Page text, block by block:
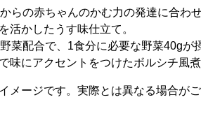
らの赤ちゃんのかむ力の発達に合わ
活かしたうす味仕立て。
菜配合で、1食分に必要な野菜40gが
味にアクセントをつけたボルシチ風煮
メージです。実際とは異なる場合がご